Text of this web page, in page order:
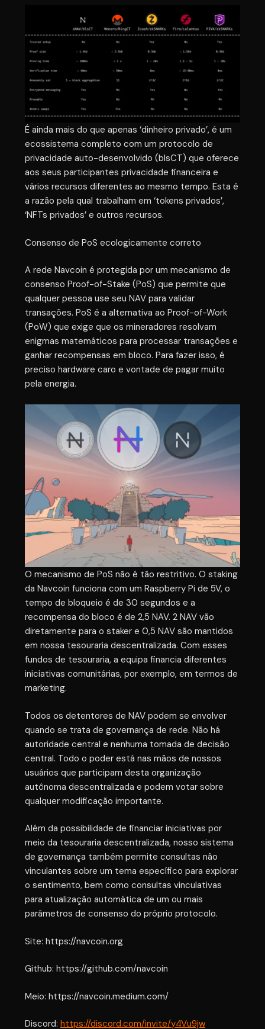
É ainda mais do que apenas ‘dinheiro privado’, é um
ecossistema completo com um protocolo de
privacidade auto-desenvolvido (blsCT) que oferece
aos seus participantes privacidade financeira e
vários recursos diferentes ao mesmo tempo. Esta é
a razão pela qual trabalham em ‘tokens privados’,
‘NFTs privados’ e outros recursos.
Consenso de PoS ecologicamente correto
A rede Navcoin é protegida por um mecanismo de
consenso Proof-of-Stake (PoS) que permite que
qualquer pessoa use seu NAV para validar
transações. PoS é a alternativa ao Proof-of-Work
(PoW) que exige que os mineradores resolvam
enigmas matemáticos para processar transações e
ganhar recompensas em bloco. Para fazer isso, é
preciso hardware caro e vontade de pagar muito
pela energia.
O mecanismo de PoS não é tão restritivo. O staking
da Navcoin funciona com um Raspberry Pi de 5V, o
tempo de bloqueio é de 30 segundos e a
recompensa do bloco é de 2,5 NAV. 2 NAV vão
diretamente para o staker e 0,5 NAV são mantidos
em nossa tesouraria descentralizada. Com esses
fundos de tesouraria, a equipa financia diferentes
iniciativas comunitárias, por exemplo, em termos de
marketing.
Todos os detentores de NAV podem se envolver
quando se trata de governança de rede. Não há
autoridade central e nenhuma tomada de decisão
central. Todo o poder está nas mãos de nossos
usuários que participam desta organização
autônoma descentralizada e podem votar sobre
qualquer modificação importante.
Além da possibilidade de financiar iniciativas por
meio da tesouraria descentralizada, nosso sistema
de governança também permite consultas não
vinculantes sobre um tema específico para explorar
o sentimento, bem como consultas vinculativas
para atualização automática de um ou mais
parâmetros de consenso do próprio protocolo.
Site: https://navcoin.org
Github: https://github.com/navcoin
Meio: https://navcoin.medium.com/
Discord: https://discord.com/invite/y4Vu9jw